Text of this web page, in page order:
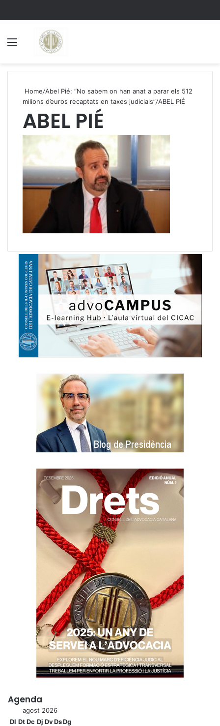
Home/Abel Pié: “No sabem on han anat a parar els 512
milions d’euros recaptats en taxes judicials”/ABEL PIÉ
ABEL PIÉ
Agenda
agost 2026
Dl DtDc Dj DvDsDg